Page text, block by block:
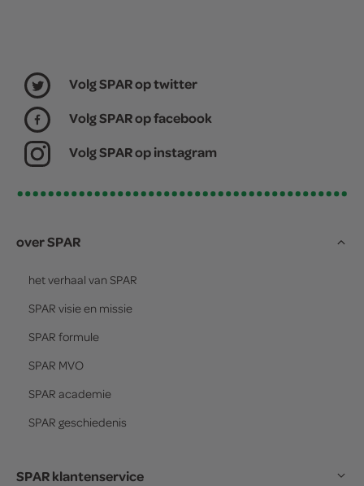
Volg SPAR op twitter
Volg SPAR op facebook
Volg SPAR op instagram
over SPAR
het verhaal van SPAR
SPAR visie en missie
SPAR formule
SPAR MVO
SPAR academie
SPAR geschiedenis
SPAR klantenservice